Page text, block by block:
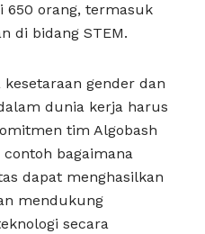
650 orang, termasuk
di bidang STEM.
gender dan
dunia kerja harus
tim Algobash
bagaimana
dapat menghasilkan
mendukung
secara